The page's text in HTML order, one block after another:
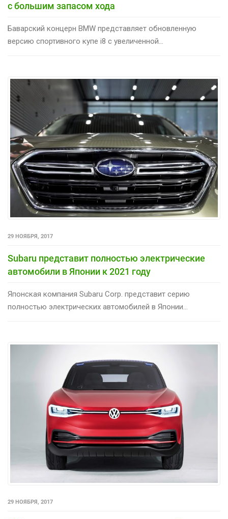
с большим запасом хода
Баварский концерн BMW представляет обновленную
версию спортивного купе i8 с увеличенной...
29 НОЯБРЯ, 2017
Subaru представит полностью электрические
автомобили в Японии к 2021 году
Японская компания Subaru Corp. представит серию
полностью электрических автомобилей в Японии...
29 НОЯБРЯ, 2017